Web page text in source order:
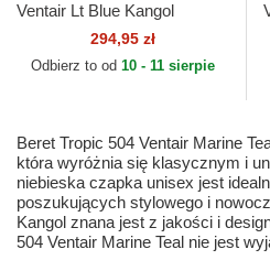
Ventair Lt Blue Kangol
294,95 zł
Odbierz to od 10 - 11 sierpie
Beret Tropic 504 Ventair Marine
która wyróżnia się klasycznym i
niebieska czapka unisex jest
poszukujących stylowego i
Kangol znana jest z jakości i
504 Ventair Marine Teal nie jest